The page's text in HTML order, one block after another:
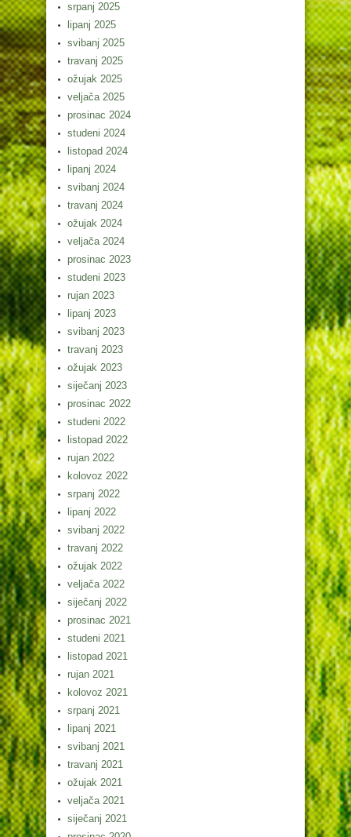
srpanj 2025
lipanj 2025
svibanj 2025
travanj 2025
ožujak 2025
veljača 2025
prosinac 2024
studeni 2024
listopad 2024
lipanj 2024
svibanj 2024
travanj 2024
ožujak 2024
veljača 2024
prosinac 2023
studeni 2023
rujan 2023
lipanj 2023
svibanj 2023
travanj 2023
ožujak 2023
siječanj 2023
prosinac 2022
studeni 2022
listopad 2022
rujan 2022
kolovoz 2022
srpanj 2022
lipanj 2022
svibanj 2022
travanj 2022
ožujak 2022
veljača 2022
siječanj 2022
prosinac 2021
studeni 2021
listopad 2021
rujan 2021
kolovoz 2021
srpanj 2021
lipanj 2021
svibanj 2021
travanj 2021
ožujak 2021
veljača 2021
siječanj 2021